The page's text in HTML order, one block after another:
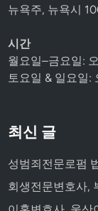
뉴욕주, 뉴욕시
시간
월요일–금요일:
토요일 & 일요일:
최신 글
성범죄전문로펌
회생전문변호사,